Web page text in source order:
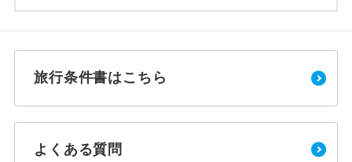
旅行条件書はこちら
よくある質問